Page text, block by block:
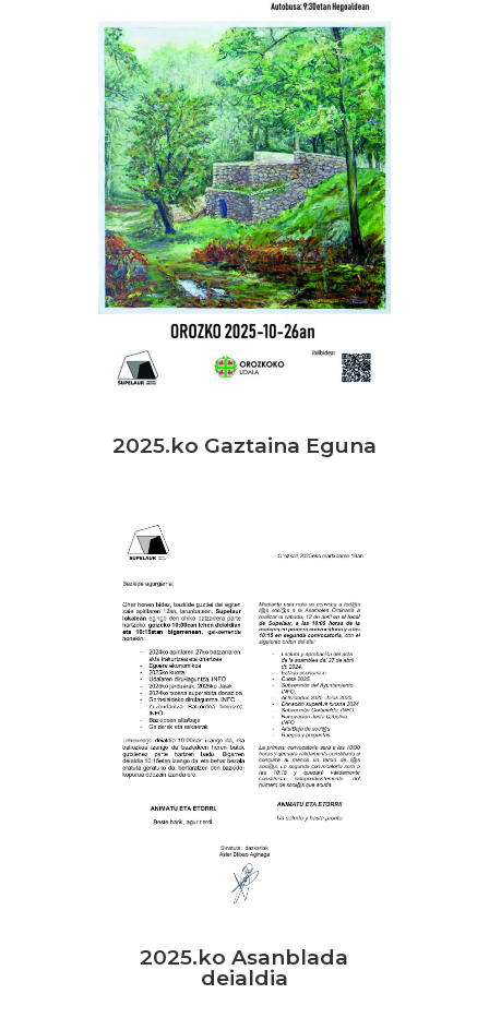
2025.ko Gaztaina Eguna
2025.ko Asanblada
deialdia